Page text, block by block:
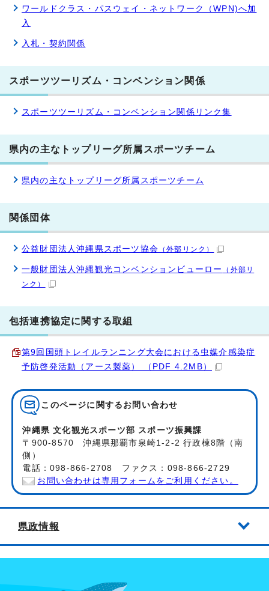
ワールドクラス・パスウェイ・ネットワーク（WPN)へ加
入
入札・契約関係
スポーツツーリズム・コンベンション関係
スポーツツーリズム・コンベンション関係リンク集
県内の主なトップリーグ所属スポーツチーム
県内の主なトップリーグ所属スポーツチーム
関係団体
公益財団法人沖縄県スポーツ協会 （外部リンク）
一般財団法人沖縄観光コンベンションビューロー
（外部リ
ンク）
包括連携協定に関する取組
第9回国頭トレイルランニング大会における虫媒介感染症
予防啓発活動（アース製薬） （PDF 4.2MB）
このページに関する お問い合わせ
沖縄県 文化観光スポーツ部 スポーツ振興課
〒900-8570 沖縄県那覇市泉崎1-2-2 行政棟8階（南
側）
電話：098-866-2708 ファクス：098-866-2729
お問い合わせは専用フォームをご利用ください。
県政情報